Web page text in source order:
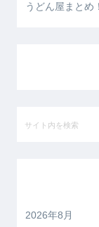
うどん屋まとめ
2026年8月